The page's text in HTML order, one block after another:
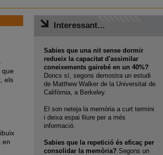
que
els
en
Interessant...
Sabies que una nit sense dormir
redueix la capacitat d'assimilar
coneixements gairebé en un 40%?
Doncs sí, segons demostra un estudi
de Matthew Walker de la Universitat de
Califòrnia, a Berkeley.
El son neteja la memòria a curt termini
i deixa espai lliure per a més
informació.
Sabies que la repetició és eficaç per
consolidar la memòria? Segons un